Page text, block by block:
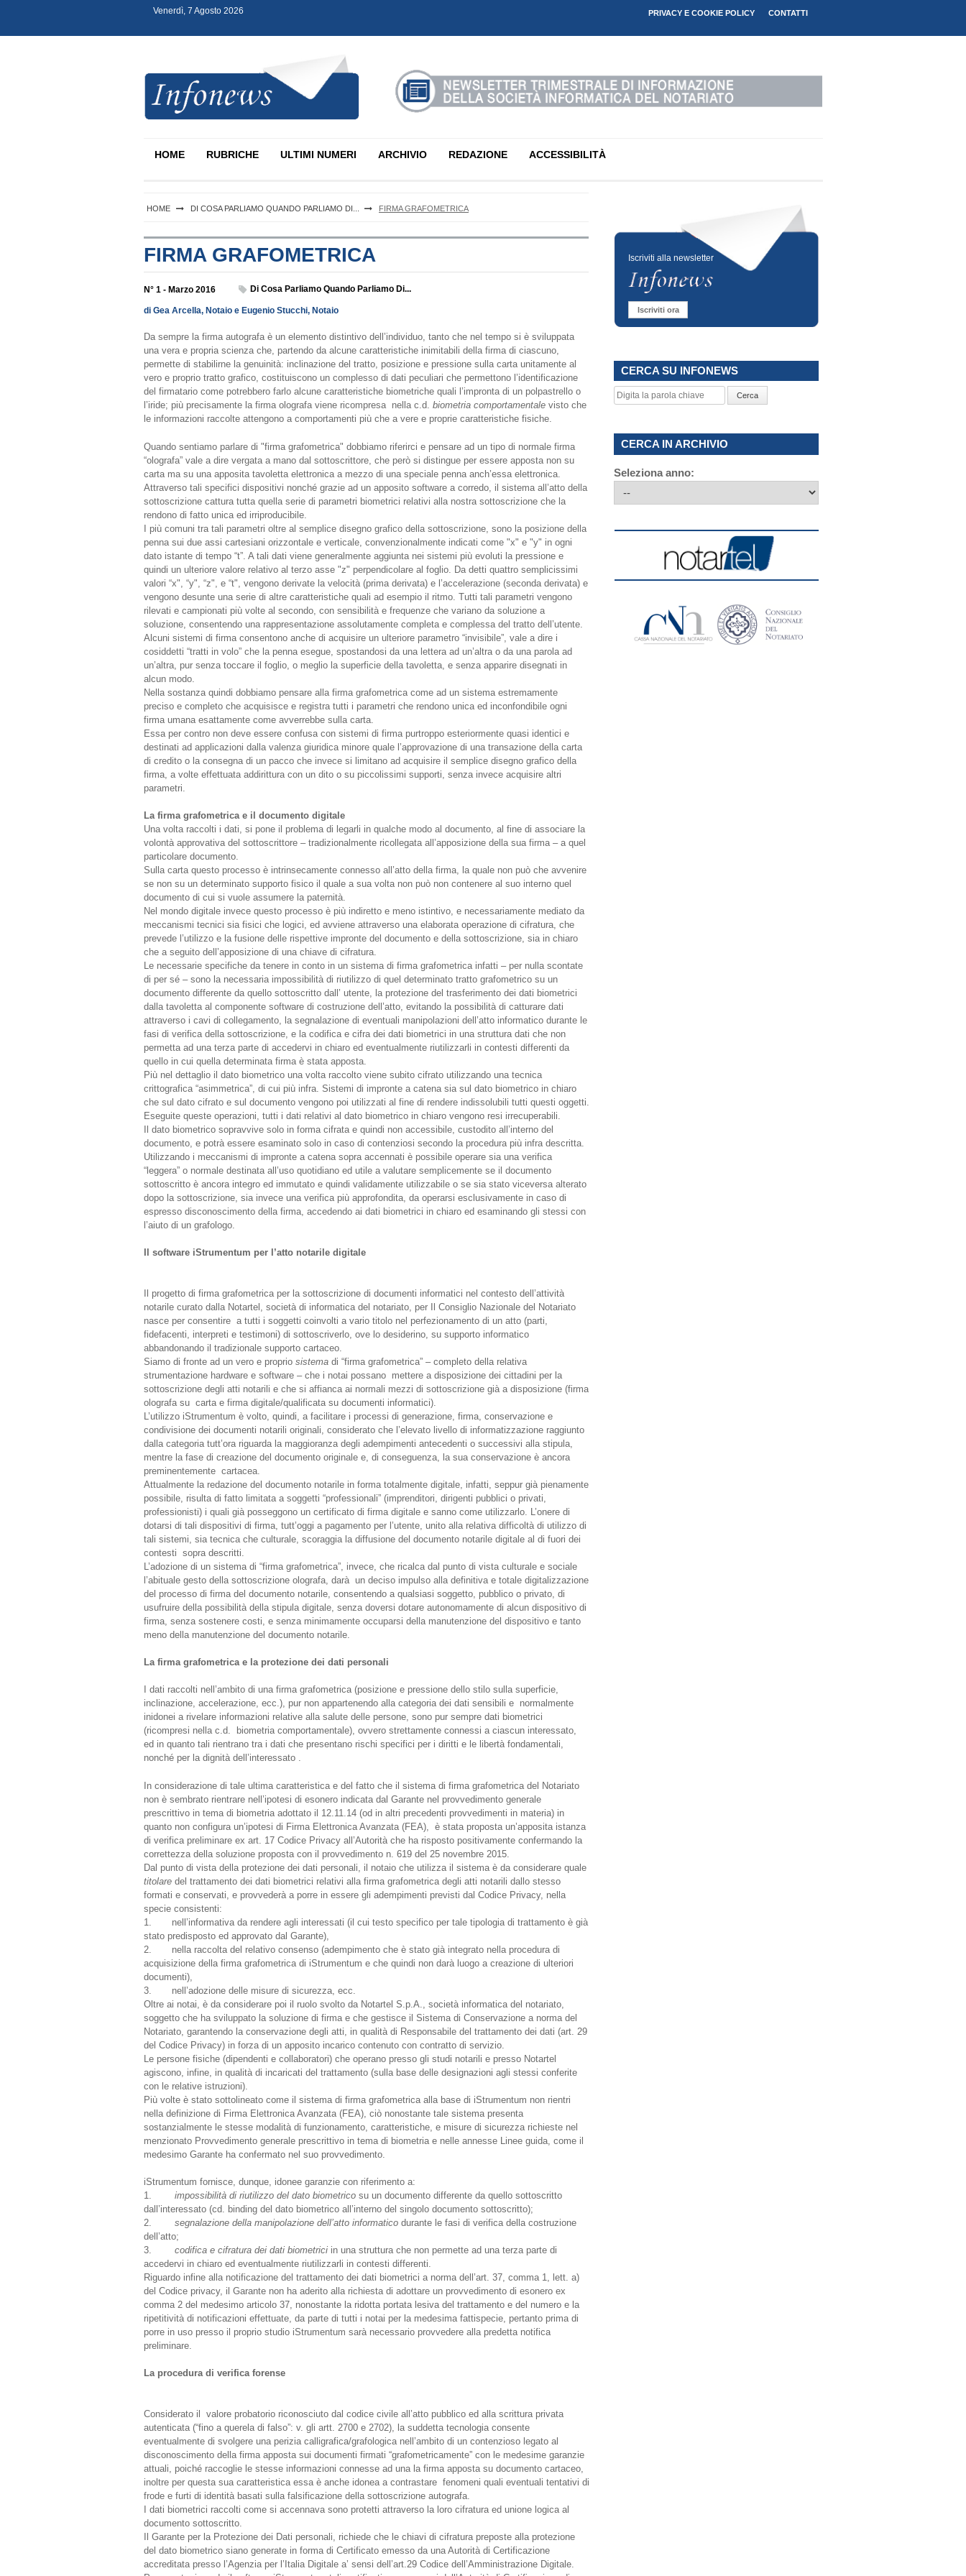
PRIVACY E COOKIE POLICY CONTATTI
Venerdì, 7 Agosto 2026
HOME RUBRICHE ULTIMI NUMERI ARCHIVIO REDAZIONE ACCESSIBILITÀ
HOME DI COSA PARLIAMO QUANDO PARLIAMO DI... FIRMA GRAFOMETRICA
FIRMA GRAFOMETRICA
N° 1 - Marzo 2016 Di Cosa Parliamo Quando Parliamo Di...
di Gea Arcella, Notaio e Eugenio Stucchi, Notaio
Da sempre la firma autografa è un elemento distintivo dell’individuo, tanto che nel tempo si è sviluppata
una vera e propria scienza che, partendo da alcune caratteristiche inimitabili della firma di ciascuno,
permette di stabilirne la genuinità: inclinazione del tratto, posizione e pressione sulla carta unitamente al
vero e proprio tratto grafico, costituiscono un complesso di dati peculiari che permettono l’identificazione
del firmatario come potrebbero farlo alcune caratteristiche biometriche quali l’impronta di un polpastrello o
l’iride; più precisamente la firma olografa viene ricompresa nella c.d. biometria comportamentale visto che
le informazioni raccolte attengono a comportamenti più che a vere e proprie caratteristiche fisiche.
Quando sentiamo parlare di "firma grafometrica" dobbiamo riferirci e pensare ad un tipo di normale firma
“olografa” vale a dire vergata a mano dal sottoscrittore, che però si distingue per essere apposta non su
carta ma su una apposita tavoletta elettronica a mezzo di una speciale penna anch’essa elettronica.
Attraverso tali specifici dispositivi nonché grazie ad un apposito software a corredo, il sistema all’atto della
sottoscrizione cattura tutta quella serie di parametri biometrici relativi alla nostra sottoscrizione che la
rendono di fatto unica ed irriproducibile.
I più comuni tra tali parametri oltre al semplice disegno grafico della sottoscrizione, sono la posizione della
penna sui due assi cartesiani orizzontale e verticale, convenzionalmente indicati come "x" e "y" in ogni
dato istante di tempo “t”. A tali dati viene generalmente aggiunta nei sistemi più evoluti la pressione e
quindi un ulteriore valore relativo al terzo asse "z" perpendicolare al foglio. Da detti quattro semplicissimi
valori “x", “y", “z", e “t", vengono derivate la velocità (prima derivata) e l’accelerazione (seconda derivata) e
vengono desunte una serie di altre caratteristiche quali ad esempio il ritmo. Tutti tali parametri vengono
rilevati e campionati più volte al secondo, con sensibilità e frequenze che variano da soluzione a
soluzione, consentendo una rappresentazione assolutamente completa e complessa del tratto dell’utente.
Alcuni sistemi di firma consentono anche di acquisire un ulteriore parametro “invisibile”, vale a dire i
cosiddetti “tratti in volo” che la penna esegue, spostandosi da una lettera ad un’altra o da una parola ad
un’altra, pur senza toccare il foglio, o meglio la superficie della tavoletta, e senza apparire disegnati in
alcun modo.
Nella sostanza quindi dobbiamo pensare alla firma grafometrica come ad un sistema estremamente
preciso e completo che acquisisce e registra tutti i parametri che rendono unica ed inconfondibile ogni
firma umana esattamente come avverrebbe sulla carta.
Essa per contro non deve essere confusa con sistemi di firma purtroppo esteriormente quasi identici e
destinati ad applicazioni dalla valenza giuridica minore quale l’approvazione di una transazione della carta
di credito o la consegna di un pacco che invece si limitano ad acquisire il semplice disegno grafico della
firma, a volte effettuata addirittura con un dito o su piccolissimi supporti, senza invece acquisire altri
parametri.
La firma grafometrica e il documento digitale
Una volta raccolti i dati, si pone il problema di legarli in qualche modo al documento, al fine di associare la
volontà approvativa del sottoscrittore – tradizionalmente ricollegata all’apposizione della sua firma – a quel
particolare documento.
Sulla carta questo processo è intrinsecamente connesso all’atto della firma, la quale non può che avvenire
se non su un determinato supporto fisico il quale a sua volta non può non contenere al suo interno quel
documento di cui si vuole assumere la paternità.
Nel mondo digitale invece questo processo è più indiretto e meno istintivo, e necessariamente mediato da
meccanismi tecnici sia fisici che logici, ed avviene attraverso una elaborata operazione di cifratura, che
prevede l’utilizzo e la fusione delle rispettive impronte del documento e della sottoscrizione, sia in chiaro
che a seguito dell’apposizione di una chiave di cifratura.
Le necessarie specifiche da tenere in conto in un sistema di firma grafometrica infatti – per nulla scontate
di per sé – sono la necessaria impossibilità di riutilizzo di quel determinato tratto grafometrico su un
documento differente da quello sottoscritto dall’ utente, la protezione del trasferimento dei dati biometrici
dalla tavoletta al componente software di costruzione dell’atto, evitando la possibilità di catturare dati
attraverso i cavi di collegamento, la segnalazione di eventuali manipolazioni dell’atto informatico durante le
fasi di verifica della sottoscrizione, e la codifica e cifra dei dati biometrici in una struttura dati che non
permetta ad una terza parte di accedervi in chiaro ed eventualmente riutilizzarli in contesti differenti da
quello in cui quella determinata firma è stata apposta.
Più nel dettaglio il dato biometrico una volta raccolto viene subito cifrato utilizzando una tecnica
crittografica “asimmetrica”, di cui più infra. Sistemi di impronte a catena sia sul dato biometrico in chiaro
che sul dato cifrato e sul documento vengono poi utilizzati al fine di rendere indissolubili tutti questi oggetti.
Eseguite queste operazioni, tutti i dati relativi al dato biometrico in chiaro vengono resi irrecuperabili.
Il dato biometrico sopravvive solo in forma cifrata e quindi non accessibile, custodito all’interno del
documento, e potrà essere esaminato solo in caso di contenziosi secondo la procedura più infra descritta.
Utilizzando i meccanismi di impronte a catena sopra accennati è possibile operare sia una verifica
“leggera” o normale destinata all’uso quotidiano ed utile a valutare semplicemente se il documento
sottoscritto è ancora integro ed immutato e quindi validamente utilizzabile o se sia stato viceversa alterato
dopo la sottoscrizione, sia invece una verifica più approfondita, da operarsi esclusivamente in caso di
espresso disconoscimento della firma, accedendo ai dati biometrici in chiaro ed esaminando gli stessi con
l’aiuto di un grafologo.
Il software iStrumentum per l’atto notarile digitale
Il progetto di firma grafometrica per la sottoscrizione di documenti informatici nel contesto dell’attività
notarile curato dalla Notartel, società di informatica del notariato, per Il Consiglio Nazionale del Notariato
nasce per consentire a tutti i soggetti coinvolti a vario titolo nel perfezionamento di un atto (parti,
fidefacenti, interpreti e testimoni) di sottoscriverlo, ove lo desiderino, su supporto informatico
abbandonando il tradizionale supporto cartaceo.
Siamo di fronte ad un vero e proprio sistemadi “firma grafometrica” – completo della relativa
strumentazione hardware e software – che i notai possano mettere a disposizione dei cittadini per la
sottoscrizione degli atti notarili e che si affianca ai normali mezzi di sottoscrizione già a disposizione (firma
olografa su carta e firma digitale/qualificata su documenti informatici).
L’utilizzo iStrumentum è volto, quindi, a facilitare i processi di generazione, firma, conservazione e
condivisione dei documenti notarili originali, considerato che l’elevato livello di informatizzazione raggiunto
dalla categoria tutt’ora riguarda la maggioranza degli adempimenti antecedenti o successivi alla stipula,
mentre la fase di creazione del documento originale e, di conseguenza, la sua conservazione è ancora
preminentemente cartacea.
Attualmente la redazione del documento notarile in forma totalmente digitale, infatti, seppur già pienamente
possibile, risulta di fatto limitata a soggetti “professionali” (imprenditori, dirigenti pubblici o privati,
professionisti) i quali già posseggono un certificato di firma digitale e sanno come utilizzarlo. L’onere di
dotarsi di tali dispositivi di firma, tutt’oggi a pagamento per l’utente, unito alla relativa difficoltà di utilizzo di
tali sistemi, sia tecnica che culturale, scoraggia la diffusione del documento notarile digitale al di fuori dei
contesti sopra descritti.
L’adozione di un sistema di “firma grafometrica”, invece, che ricalca dal punto di vista culturale e sociale
l’abituale gesto della sottoscrizione olografa, darà un deciso impulso alla definitiva e totale digitalizzazione
del processo di firma del documento notarile, consentendo a qualsiasi soggetto, pubblico o privato, di
usufruire della possibilità della stipula digitale, senza doversi dotare autonomamente di alcun dispositivo di
firma, senza sostenere costi, e senza minimamente occuparsi della manutenzione del dispositivo e tanto
meno della manutenzione del documento notarile.
La firma grafometrica e la protezione dei dati personali
I dati raccolti nell’ambito di una firma grafometrica (posizione e pressione dello stilo sulla superficie,
inclinazione, accelerazione, ecc.), pur non appartenendo alla categoria dei dati sensibili e normalmente
inidonei a rivelare informazioni relative alla salute delle persone, sono pur sempre dati biometrici
(ricompresi nella c.d. biometria comportamentale), ovvero strettamente connessi a ciascun interessato,
ed in quanto tali rientrano tra i dati che presentano rischi specifici per i diritti e le libertà fondamentali,
nonché per la dignità dell’interessato .
In considerazione di tale ultima caratteristica e del fatto che il sistema di firma grafometrica del Notariato
non è sembrato rientrare nell’ipotesi di esonero indicata dal Garante nel provvedimento generale
prescrittivo in tema di biometria adottato il 12.11.14 (od in altri precedenti provvedimenti in materia) in
quanto non configura un’ipotesi di Firma Elettronica Avanzata (FEA), è stata proposta un’apposita istanza
di verifica preliminare ex art. 17 Codice Privacy all’Autorità che ha risposto positivamente confermando la
correttezza della soluzione proposta con il provvedimento n. 619 del 25 novembre 2015.
Dal punto di vista della protezione dei dati personali, il notaio che utilizza il sistema è da considerare quale
titolaredel trattamento dei dati biometrici relativi alla firma grafometrica degli atti notarili dallo stesso
formati e conservati, e provvederà a porre in essere gli adempimenti previsti dal Codice Privacy, nella
specie consistenti:
1. nell’informativa da rendere agli interessati (il cui testo specifico per tale tipologia di trattamento è già
stato predisposto ed approvato dal Garante),
2. nella raccolta del relativo consenso (adempimento che è stato già integrato nella procedura di
acquisizione della firma grafometrica di iStrumentum e che quindi non darà luogo a creazione di ulteriori
documenti),
3. nell’adozione delle misure di sicurezza, ecc.
Oltre ai notai, è da considerare poi il ruolo svolto da Notartel S.p.A., società informatica del notariato,
soggetto che ha sviluppato la soluzione di firma e che gestisce il Sistema di Conservazione a norma del
Notariato, garantendo la conservazione degli atti, in qualità di Responsabile del trattamento dei dati (art. 29
del Codice Privacy) in forza di un apposito incarico contenuto con contratto di servizio.
Le persone fisiche (dipendenti e collaboratori) che operano presso gli studi notarili e presso Notartel
agiscono, infine, in qualità di incaricati del trattamento (sulla base delle designazioni agli stessi conferite
con le relative istruzioni).
Più volte è stato sottolineato come il sistema di firma grafometrica alla base di iStrumentum non rientri
nella definizione di Firma Elettronica Avanzata (FEA), ciò nonostante tale sistema presenta
sostanzialmente le stesse modalità di funzionamento, caratteristiche, e misure di sicurezza richieste nel
menzionato Provvedimento generale prescrittivo in tema di biometria e nelle annesse Linee guida, come il
medesimo Garante ha confermato nel suo provvedimento.
iStrumentum fornisce, dunque, idonee garanzie con riferimento a:
1. impossibilità di riutilizzo del dato biometricosu un documento differente da quello sottoscritto
dall’interessato (cd. binding del dato biometrico all’interno del singolo documento sottoscritto);
2. segnalazione della manipolazione dell’atto informaticodurante le fasi di verifica della costruzione
dell’atto;
3. codifica e cifratura dei dati biometriciin una struttura che non permette ad una terza parte di
accedervi in chiaro ed eventualmente riutilizzarli in contesti differenti.
Riguardo infine alla notificazione del trattamento dei dati biometrici a norma dell’art. 37, comma 1, lett. a)
del Codice privacy, il Garante non ha aderito alla richiesta di adottare un provvedimento di esonero ex
comma 2 del medesimo articolo 37, nonostante la ridotta portata lesiva del trattamento e del numero e la
ripetitività di notificazioni effettuate, da parte di tutti i notai per la medesima fattispecie, pertanto prima di
porre in uso presso il proprio studio iStrumentum sarà necessario provvedere alla predetta notifica
preliminare.
La procedura di verifica forense
Considerato il valore probatorio riconosciuto dal codice civile all’atto pubblico ed alla scrittura privata
autenticata (“fino a querela di falso”: v. gli artt. 2700 e 2702), la suddetta tecnologia consente
eventualmente di svolgere una perizia calligrafica/grafologica nell’ambito di un contenzioso legato al
disconoscimento della firma apposta sui documenti firmati “grafometricamente” con le medesime garanzie
attuali, poiché raccoglie le stesse informazioni connesse ad una la firma apposta su documento cartaceo,
inoltre per questa sua caratteristica essa è anche idonea a contrastare fenomeni quali eventuali tentativi di
frode e furti di identità basati sulla falsificazione della sottoscrizione autografa.
I dati biometrici raccolti come si accennava sono protetti attraverso la loro cifratura ed unione logica al
documento sottoscritto.
Il Garante per la Protezione dei Dati personali, richiede che le chiavi di cifratura preposte alla protezione
del dato biometrico siano generate in forma di Certificato emesso da una Autorità di Certificazione
accreditata presso l’Agenzia per l’Italia Digitale a’ sensi dell’art.29 Codice dell’Amministrazione Digitale.
Iscriviti alla newsletter
Iscriviti ora
CERCA SU INFONEWS
Cerca
CERCA IN ARCHIVIO
Seleziona anno: